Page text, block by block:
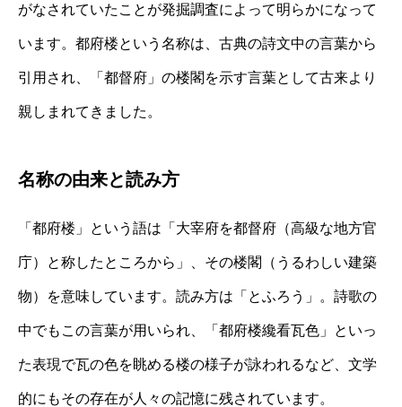
がなされていたことが発掘調査によって明らかになって
います。都府楼という名称は、古典の詩文中の言葉から
引用され、「都督府」の楼閣を示す言葉として古来より
親しまれてきました。
名称の由来と読み方
「都府楼」という語は「大宰府を都督府（高級な地方官
庁）と称したところから」、その楼閣（うるわしい建築
物）を意味しています。読み方は「とふろう」。詩歌の
中でもこの言葉が用いられ、「都府楼纔看瓦色」といっ
た表現で瓦の色を眺める楼の様子が詠われるなど、文学
的にもその存在が人々の記憶に残されています。